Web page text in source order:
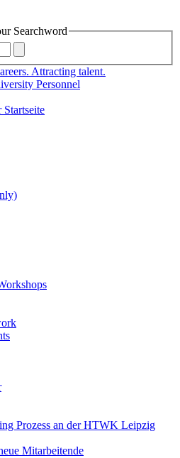
Searchword
Attracting talent.
Personnel
Prozess an der HTWK Leipzig
Mitarbeitende